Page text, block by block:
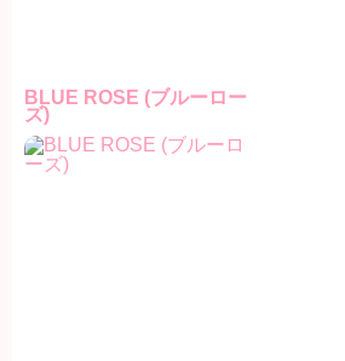
BLUE ROSE (ブルーロー
ズ)